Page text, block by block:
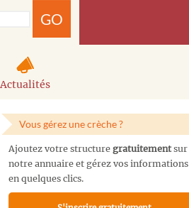
GO
Actualités
Vous gérez une crèche ?
Ajoutez votre structure gratuitementsur
notre annuaire et gérez vos informations
en quelques clics.